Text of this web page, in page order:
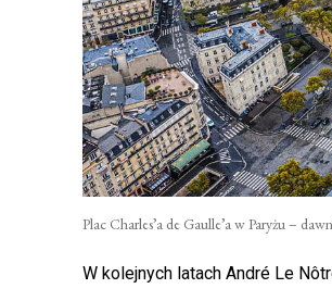
Plac Charles’a de Gaulle’a w Paryżu –
W kolejnych latach André Le